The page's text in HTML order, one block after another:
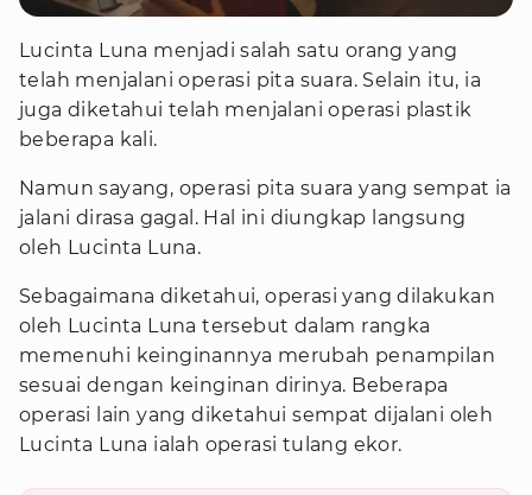
Lucinta Luna menjadi salah satu orang yang
telah menjalani operasi pita suara. Selain itu, ia
juga diketahui telah menjalani operasi plastik
beberapa kali.
Namun sayang, operasi pita suara yang sempat ia
jalani dirasa gagal. Hal ini diungkap langsung
oleh Lucinta Luna.
Sebagaimana diketahui, operasi yang dilakukan
oleh Lucinta Luna tersebut dalam rangka
memenuhi keinginannya merubah penampilan
sesuai dengan keinginan dirinya. Beberapa
operasi lain yang diketahui sempat dijalani oleh
Lucinta Luna ialah operasi tulang ekor.